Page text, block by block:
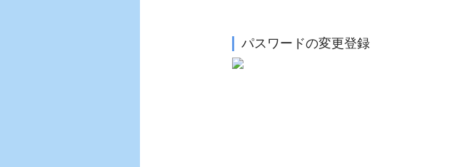
パスワードの変更登録